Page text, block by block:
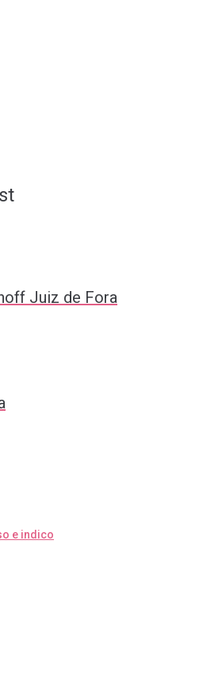
Juiz de Fora
e indico